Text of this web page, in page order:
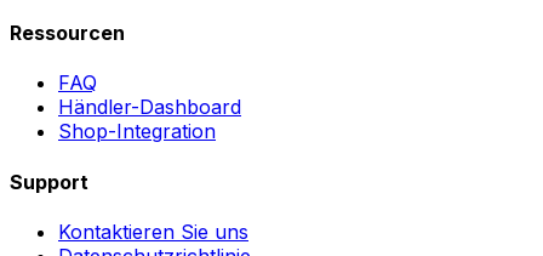
Ressourcen
FAQ
Händler-Dashboard
Shop-Integration
Support
Kontaktieren Sie uns